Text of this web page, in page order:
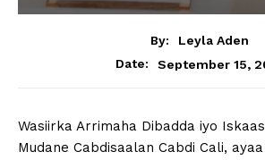
By:
Leyla Aden
Date:
September 15,
Wasiirka Arrimaha Dibadda iyo
Mudane Cabdisaalan Cabdi Cali,